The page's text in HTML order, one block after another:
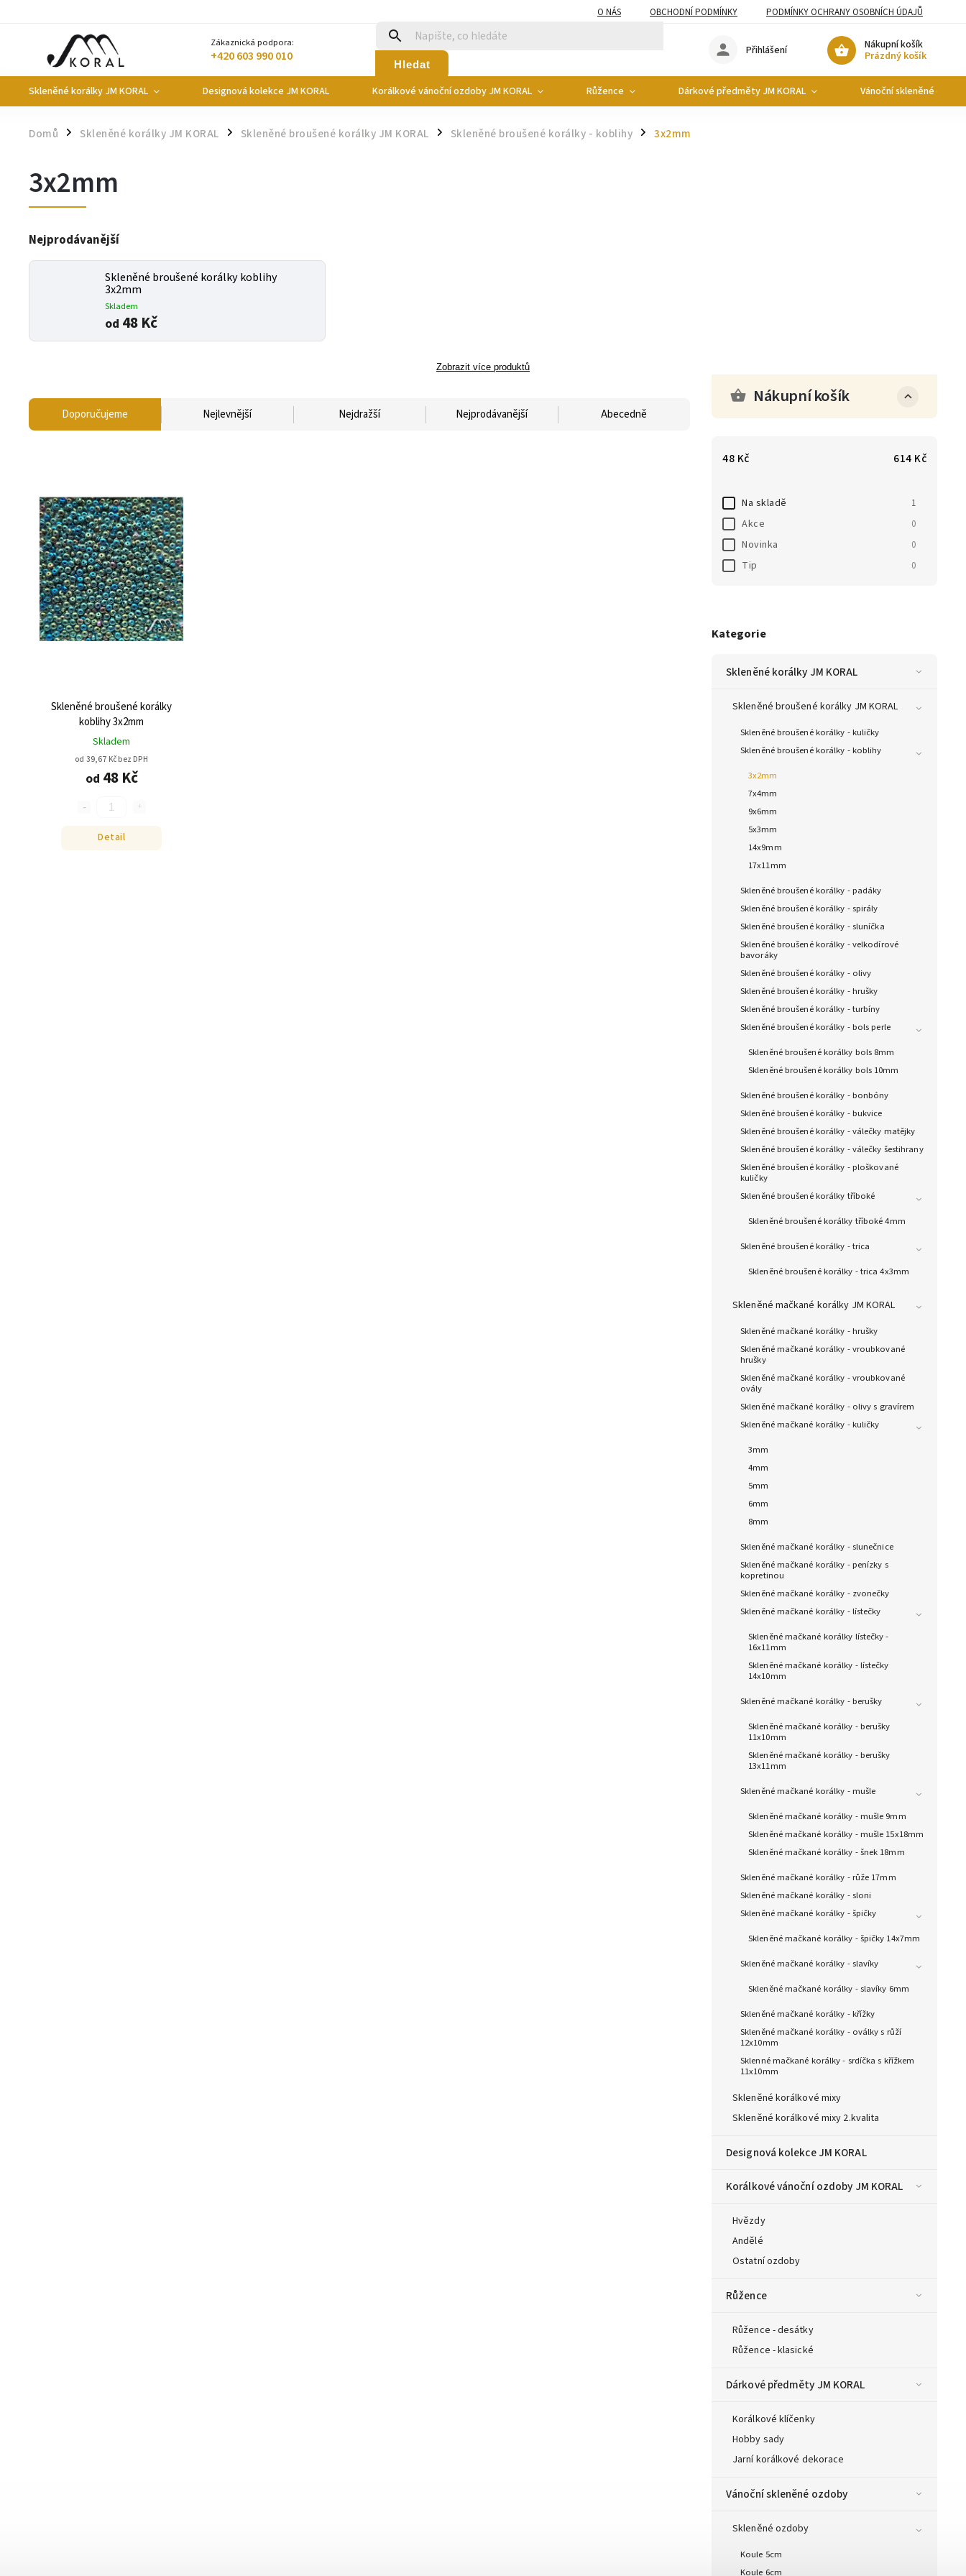
O NÁS OBCHODNÍ PODMÍNKY PODMÍNKY OCHRANY OSOBNÍCH ÚDAJŮ
Zákaznická podpora:
+420 603 990 010 Hledat
Nákupní košík
Prázdný košík
Přihlášení
Skleněné korálky JM KORAL Designová kolekce JM KORAL Korálkové vánoční ozdoby JM KORAL Růžence Dárkové předměty JM KORAL Vánoční skleněné
Domů / Skleněné korálky JM KORAL / Skleněné broušené korálky JM KORAL / Skleněné broušené korálky - koblihy / 3x2mm
3x2mm
Nejprodávanější
Skleněné broušené korálky koblihy
3x2mm
Skladem
od 48 Kč
Zobrazit více produktů
Nákupní košík
48 Kč 614 Kč
Na skladě 1
Akce 0
Novinka 0
Tip 0
Kategorie
Skleněné korálky JM KORAL
Skleněné broušené korálky JM KORAL
Skleněné broušené korálky - kuličky
Skleněné broušené korálky - koblihy
3x2mm
7x4mm
9x6mm
5x3mm
14x9mm
17x11mm
Skleněné broušené korálky - padáky
Skleněné broušené korálky - spirály
Skleněné broušené korálky - sluníčka
Skleněné broušené korálky - velkodírové
bavoráky
Skleněné broušené korálky - olivy
Skleněné broušené korálky - hrušky
Skleněné broušené korálky - turbíny
Skleněné broušené korálky - bols perle
Skleněné broušené korálky bols 8mm
Skleněné broušené korálky bols 10mm
Skleněné broušené korálky - bonbóny
Skleněné broušené korálky - bukvice
Skleněné broušené korálky - válečky matějky
Skleněné broušené korálky - válečky šestihrany
Skleněné broušené korálky - ploškované
kuličky
Skleněné broušené korálky tříboké
Skleněné broušené korálky tříboké 4mm
Skleněné broušené korálky - trica
Skleněné broušené korálky - trica 4x3mm
Skleněné mačkané korálky JM KORAL
Skleněné mačkané korálky - hrušky
Skleněné mačkané korálky - vroubkované
hrušky
Skleněné mačkané korálky - vroubkované
ovály
Skleněné mačkané korálky - olivy s gravírem
Skleněné mačkané korálky - kuličky
3mm
4mm
5mm
6mm
8mm
Skleněné mačkané korálky - slunečnice
Skleněné mačkané korálky - penízky s
kopretinou
Skleněné mačkané korálky - zvonečky
Skleněné mačkané korálky - lístečky
Skleněné mačkané korálky lístečky -
16x11mm
Skleněné mačkané korálky - lístečky
14x10mm
Skleněné mačkané korálky - berušky
Skleněné mačkané korálky - berušky
11x10mm
Skleněné mačkané korálky - berušky
13x11mm
Skleněné mačkané korálky - mušle
Skleněné mačkané korálky - mušle 9mm
Skleněné mačkané korálky - mušle 15x18mm
Skleněné mačkané korálky - šnek 18mm
Skleněné mačkané korálky - růže 17mm
Skleněné mačkané korálky - sloni
Skleněné mačkané korálky - špičky
Skleněné mačkané korálky - špičky 14x7mm
Skleněné mačkané korálky - slavíky
Skleněné mačkané korálky - slavíky 6mm
Skleněné mačkané korálky - křížky
Skleněné mačkané korálky - oválky s růží
12x10mm
Sklenné mačkané korálky - srdíčka s křížkem
11x10mm
Skleněné korálkové mixy
Skleněné korálkové mixy 2.kvalita
Designová kolekce JM KORAL
Korálkové vánoční ozdoby JM KORAL
Hvězdy
Andělé
Ostatní ozdoby
Růžence
Růžence - desátky
Růžence - klasické
Dárkové předměty JM KORAL
Korálkové klíčenky
Hobby sady
Jarní korálkové dekorace
Vánoční skleněné ozdoby
Skleněné ozdoby
Koule 5cm
Koule 6cm
Doporučujeme Nejlevnější Nejdražší Nejprodávanější Abecedně
Skleněné broušené korálky
koblihy 3x2mm
Skladem
od 39,67 Kč bez DPH
od 48 Kč
Detail